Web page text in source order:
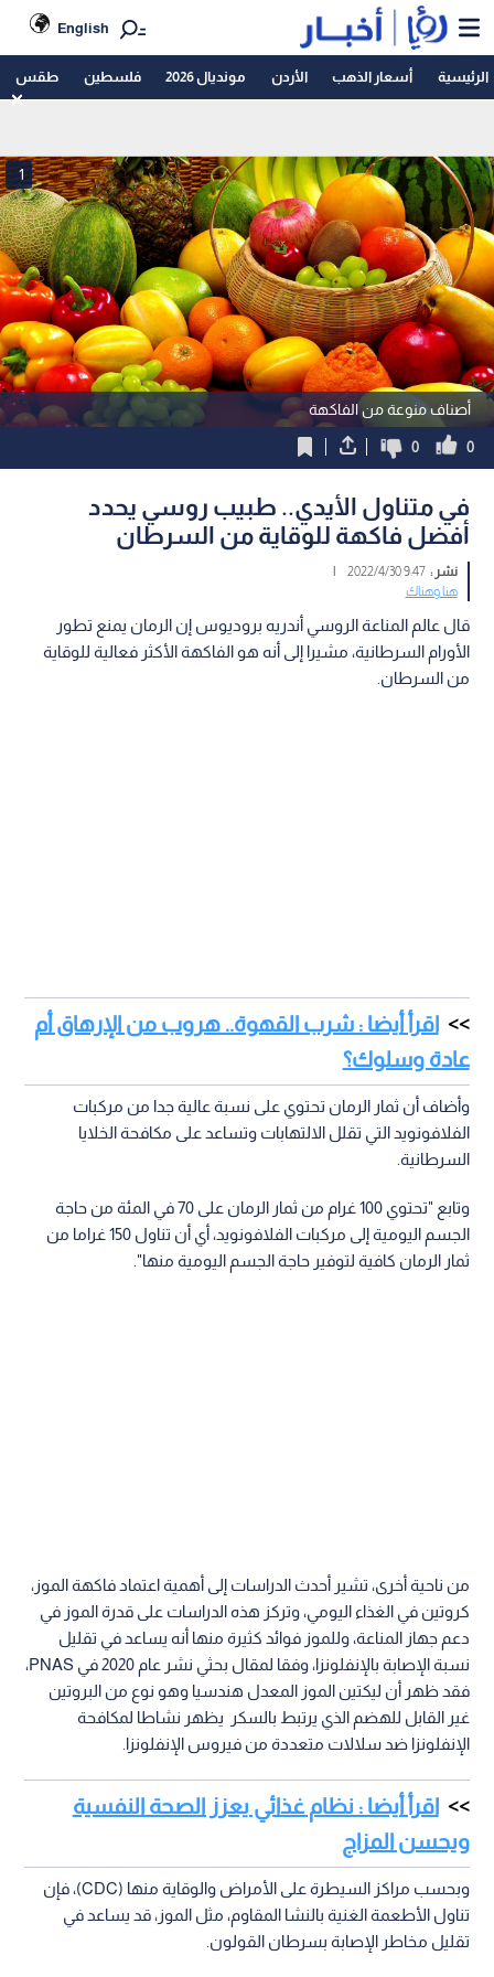
English
الرئيسية أسعار الذهب الأردن مونديال 2026 فلسطين طقس
أصناف منوعة من الفاكهة
1
0
0
في متناول الأيدي.. طبيب روسي يحدد
أفضل فاكهة للوقاية من السرطان
نشر :9:47 2022/4/30
|
هنا وهناك
قال عالم المناعة الروسي أندريه بروديوس إن الرمان يمنع تطور
الأورام السرطانية، مشيرا إلى أنه هو الفاكهة الأكثر فعالية للوقاية
من السرطان.
اقرأ أيضا : شرب القهوة.. هروب من الإرهاق أم
عادة وسلوك؟
وأضاف أن ثمار الرمان تحتوي على نسبة عالية جدا من مركبات
الفلافونويد التي تقلل الالتهابات وتساعد على مكافحة الخلايا
السرطانية.
وتابع "تحتوي 100 غرام من ثمار الرمان على 70 في المئة من حاجة
الجسم اليومية إلى مركبات الفلافونويد، أي أن تناول 150 غراما من
ثمار الرمان كافية لتوفير حاجة الجسم اليومية منها".
من ناحية أخرى، تشير أحدث الدراسات إلى أهمية اعتماد فاكهة الموز،
كروتين في الغذاء اليومي، وتركز هذه الدراسات على قدرة الموز في
دعم جهاز المناعة، وللموز فوائد كثيرة منها أنه يساعد في تقليل
نسبة الإصابة بالإنفلونزا، وفقا لمقال بحثي نشر عام 2020 في PNAS،
فقد ظهر أن ليكتين الموز المعدل هندسيا وهو نوع من البروتين
غير القابل للهضم الذي يرتبط بالسكر يظهر نشاطا لمكافحة
الإنفلونزا ضد سلالات متعددة من فيروس الإنفلونزا.
اقرأ أيضا : نظام غذائي يعزز الصحة النفسية
ويحسن المزاج
وبحسب مراكز السيطرة على الأمراض والوقاية منها (CDC)، فإن
تناول الأطعمة الغنية بالنشا المقاوم، مثل الموز، قد يساعد في
تقليل مخاطر الإصابة بسرطان القولون.